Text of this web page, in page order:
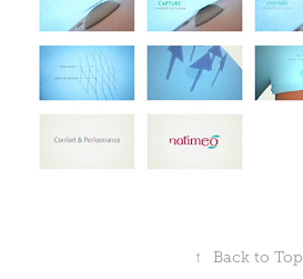
↑ Back to Top